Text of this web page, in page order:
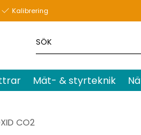
Kalibrering
Mät- & styrteknik
CO2